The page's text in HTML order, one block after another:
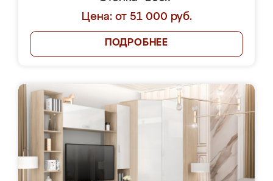
Цена: от 51 000 руб.
ПОДРОБНЕЕ